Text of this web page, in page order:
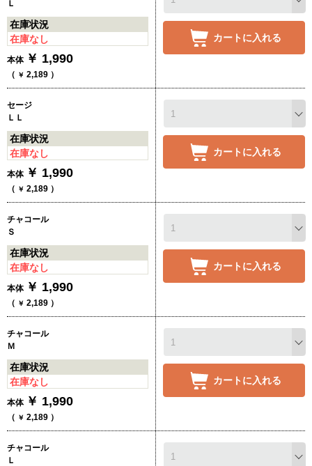
Ｌ
在庫状況
在庫なし
本体 ￥ 1,990
（ ￥ 2,189 ）
カートに入れる
セージ
ＬＬ
在庫状況
在庫なし
本体 ￥ 1,990
（ ￥ 2,189 ）
カートに入れる
チャコール
Ｓ
在庫状況
在庫なし
本体 ￥ 1,990
（ ￥ 2,189 ）
カートに入れる
チャコール
Ｍ
在庫状況
在庫なし
本体 ￥ 1,990
（ ￥ 2,189 ）
カートに入れる
チャコール
Ｌ